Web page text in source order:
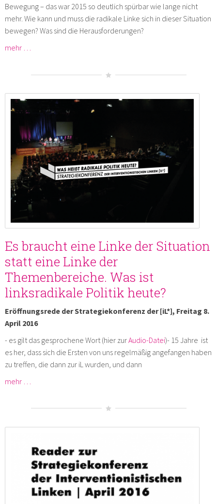
Bewegung – das war 2015 so deutlich spürbar wie lange nicht
mehr. Wie kann und muss die radikale Linke sich in dieser Situation
bewegen? Was sind die Herausforderungen?
mehr …
Es braucht eine Linke der Situation
statt eine Linke der
Themenbereiche. Was ist
linksradikale Politik heute?
Eröffnungsrede der Strategiekonferenz der [iL*], Freitag 8.
April 2016
- es gilt das gesprochene Wort (hier zurAudio-Datei)- 15 Jahre ist
es her, dass sich die Ersten von uns regelmäßig angefangen haben
zu treffen, die dann zur iL wurden, und dann
mehr …